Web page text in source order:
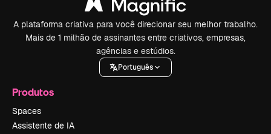
A plataforma criativa para você direcionar seu melhor trabalho.
Mais de 1 milhão de assinantes entre criativos, empresas,
agências e estúdios.
Português
Produtos
Spaces
Assistente de IA